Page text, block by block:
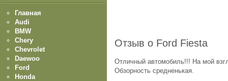
Отзыв о Ford Fiesta
Отличный автомобиль!!! На мой
Обзорность средненькая.
Главная
Audi
BMW
Chery
Chevrolet
Daewoo
Ford
Honda